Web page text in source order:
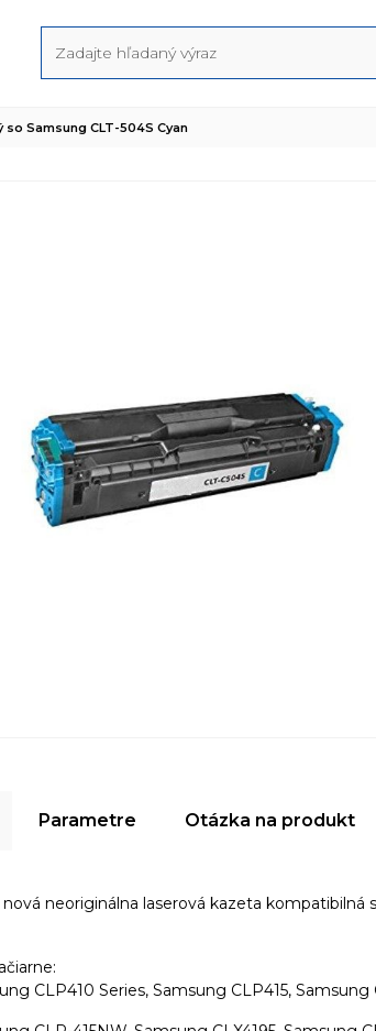
Samsung CLT-504S Cyan
Parametre Otázka na produkt
neoriginálna laserová kazeta kompatibilná
CLP410 Series, Samsung CLP415, Samsung